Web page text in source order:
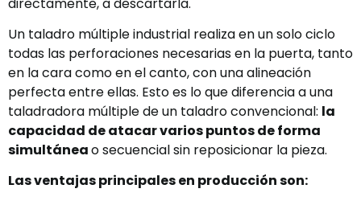
Un taladro múltiple industrial realiza en un solo ciclo
todas las perforaciones necesarias en la puerta, tanto
en la cara como en el canto, con una alineación
perfecta entre ellas. Esto es lo que diferencia a una
taladradora múltiple de un taladro convencional: la
capacidad de atacar varios puntos de forma
simultáneao secuencial sin reposicionar la pieza.
Las ventajas principales en producción son: